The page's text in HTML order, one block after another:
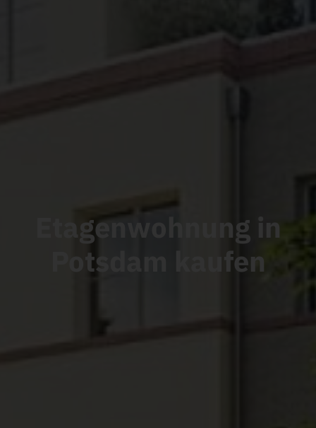
Etagenwohnung in
Potsdam
kaufen